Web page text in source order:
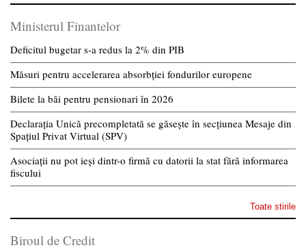
Ministerul Finantelor
Deficitul bugetar s-a redus la 2% din PIB
Măsuri pentru accelerarea absorbției fondurilor europene
Bilete la băi pentru pensionari în 2026
Declarația Unică precompletată se găsește în secțiunea Mesaje din
Spațiul Privat Virtual (SPV)
Asociații nu pot ieși dintr-o firmă cu datorii la stat fără informarea
fiscului
Toate stirile
Biroul de Credit